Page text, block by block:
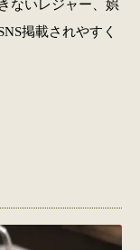
ないレジャー、娯
掲載されやすく